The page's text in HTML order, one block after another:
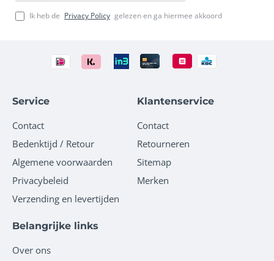
Ik heb de Privacy Policy gelezen en ga hiermee akkoord
Service
Contact
Bedenktijd / Retour
Algemene voorwaarden
Privacybeleid
Verzending en levertijden
Klantenservice
Contact
Retourneren
Sitemap
Merken
Belangrijke links
Over ons